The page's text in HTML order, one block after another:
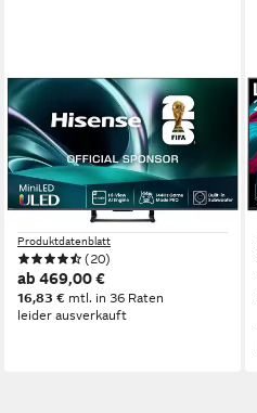
HISENSE
50U7Q QLED Mini LED-
Fernseher
126 cm/50 Zoll Diagonale
ULED Bildschirmtechnologie
4K Ultra HD Auflösung
Produktdatenblatt
(20)
ab 469,00 €
16,83 € mtl. in 36 Raten
leider ausverkauft